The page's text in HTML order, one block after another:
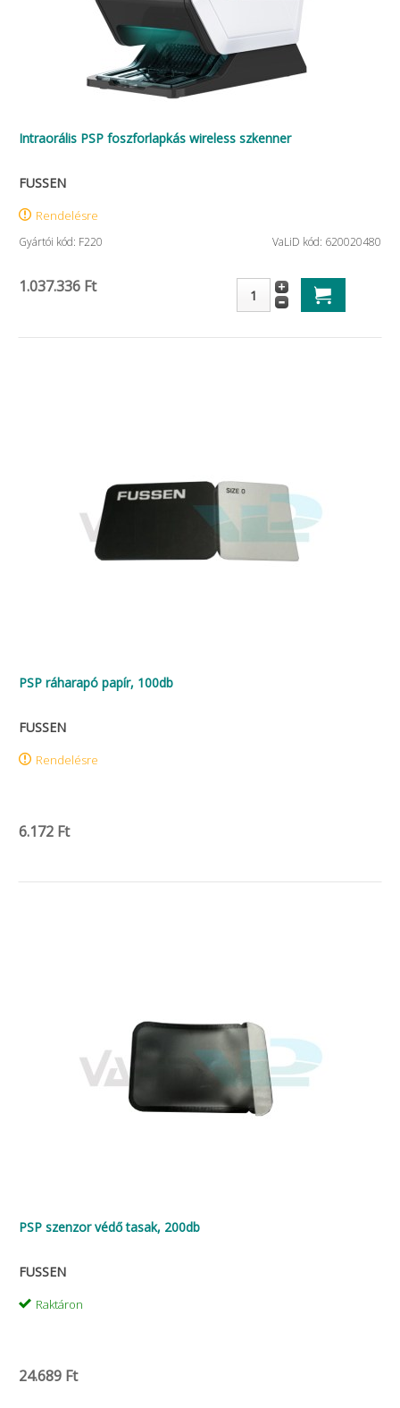
Intraorális PSP foszforlapkás wireless szkenner
FUSSEN
Rendelésre
Gyártói kód: F220 VaLiD kód: 620020480
1.037.336 Ft
PSP ráharapó papír, 100db
FUSSEN
Rendelésre
6.172 Ft
PSP szenzor védő tasak, 200db
FUSSEN
Raktáron
24.689 Ft